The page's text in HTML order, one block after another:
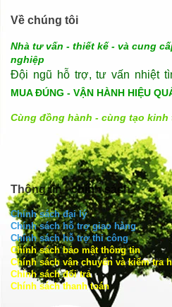
Về chúng tôi
Nhà tư vấn - thiết kế - và cung
nghiệp
Đội ngũ hỗ trợ, tư vấn nhiệt
MUA ĐÚNG - VẬN HÀNH HIỆU
Cùng đồng hành - cùng tạo
Thông tin - chính sách
Chính sách đại lý
Chính sách hỗ trợ giao hàng
Chính sách hỗ trợ thi công
Chính sách bảo mật thông tin
Chính sách vận chuyển và kiểm tra
Chính sách đổi trả
Chính sách thanh toán